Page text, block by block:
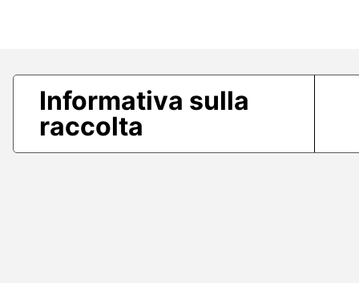
Informativa sulla
raccolta